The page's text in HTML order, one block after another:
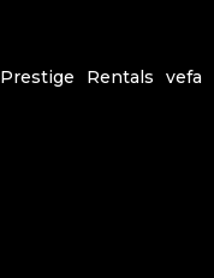
Prestige Rentals vefa